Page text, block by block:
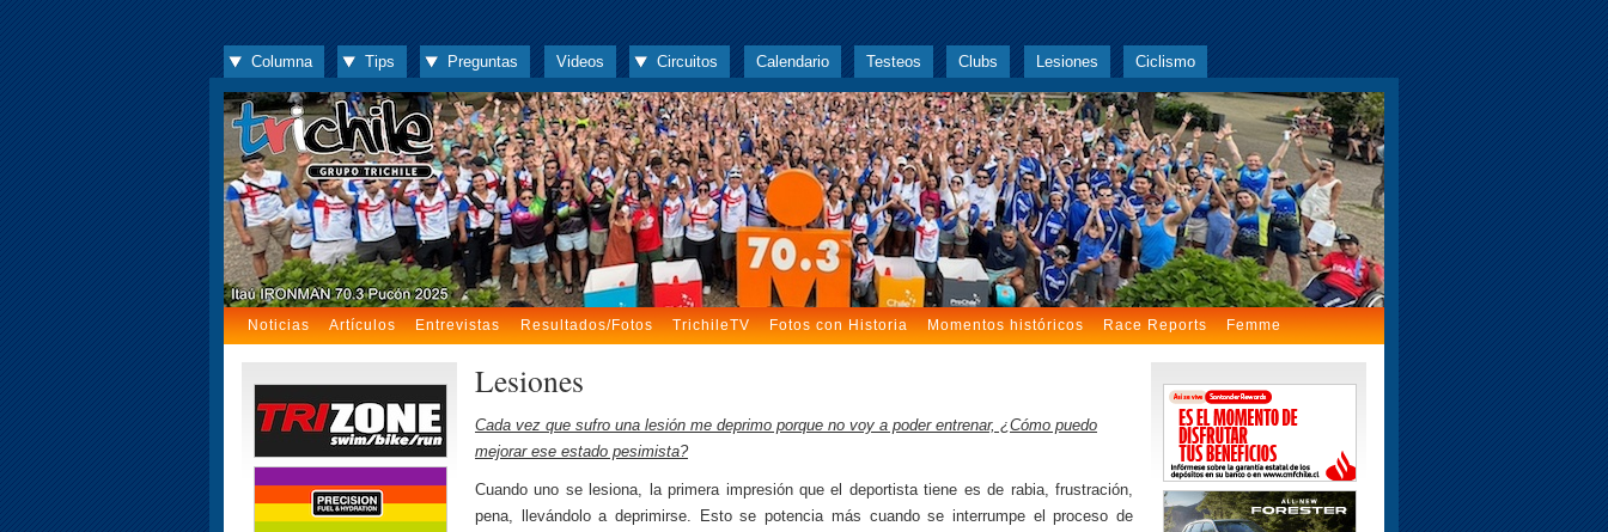
Columna Tips Preguntas Videos Circuitos Calendario Testeos Clubs Lesiones Ciclismo
Noticias Artículos Entrevistas Resultados/Fotos TrichileTV Fotos con Historia Momentos históricos Race Reports Femme
Lesiones
Cada vez que sufro una lesión me deprimo porque no voy a poder entrenar, ¿Cómo puedo
mejorar ese estado pesimista?
Cuando uno se lesiona, la primera impresión que el deportista tiene es de rabia, frustración,
pena, llevándolo a deprimirse. Esto se potencia más cuando se interrumpe el proceso de